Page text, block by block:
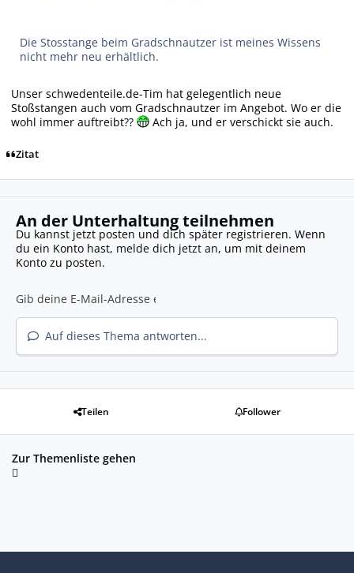
Die Stosstange beim Gradschnautzer ist meines Wissens
nicht mehr neu erhältlich.
Unser schwedenteile.de-Tim hat gelegentlich neue
Stoßstangen auch vom Gradschnautzer im Angebot. Wo er die
wohl immer auftreibt??
Ach ja, und er verschickt sie auch.
Zitat
An der Unterhaltung teilnehmen
Du kannst jetzt posten und dich später registrieren. Wenn
du ein Konto hast, melde dich jetzt an, um mit deinem
Konto zu posten.
Auf dieses Thema antworten...
Teilen Follower
Zur Themenliste gehen